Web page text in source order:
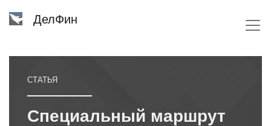
ДелФин
СТАТЬЯ
Специальный маршрут